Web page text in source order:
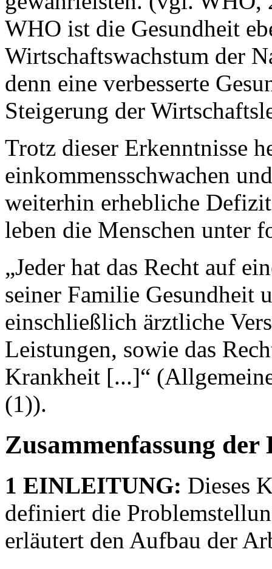
WHO ist die Gesundheit
Wirtschaftswachstum der
denn eine verbesserte
Steigerung der
Trotz dieser Erkenntnisse
einkommensschwachen
weiterhin erhebliche
leben die Menschen unter
„Jeder hat das Recht auf
seiner Familie Gesundheit
einschließlich ärztliche
Leistungen, sowie das
Krankheit [...]“
(1)).
Zusammenfassung der
1 EINLEITUNG: Dieses
definiert die
erläutert den Aufbau der